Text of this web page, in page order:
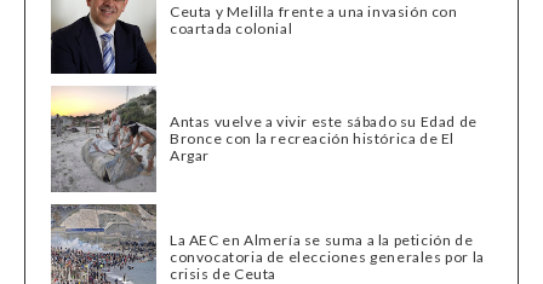
Ceuta y Melilla frente a una invasión con
coartada colonial
Antas vuelve a vivir este sábado su Edad de
Bronce con la recreación histórica de El
Argar
La AEC en Almería se suma a la petición de
convocatoria de elecciones generales por la
crisis de Ceuta